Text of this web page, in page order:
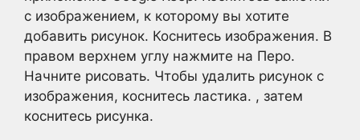
с изображением, к которому вы хотите
добавить рисунок. Коснитесь изображения. В
правом верхнем углу нажмите на Перо.
Начните рисовать. Чтобы удалить рисунок с
изображения, коснитесь ластика. , затем
коснитесь рисунка.